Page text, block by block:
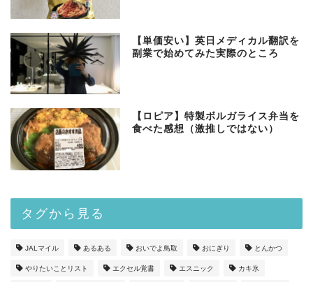
【単価安い】英日メディカル翻訳を
副業で始めてみた実際のところ
【ロピア】特製ボルガライス弁当を
食べた感想（激推しではない）
タグから見る
JALマイル あるある おいでよ鳥取 おにぎり とんかつ
やりたいことリスト エクセル覚書 エスニック カキ氷